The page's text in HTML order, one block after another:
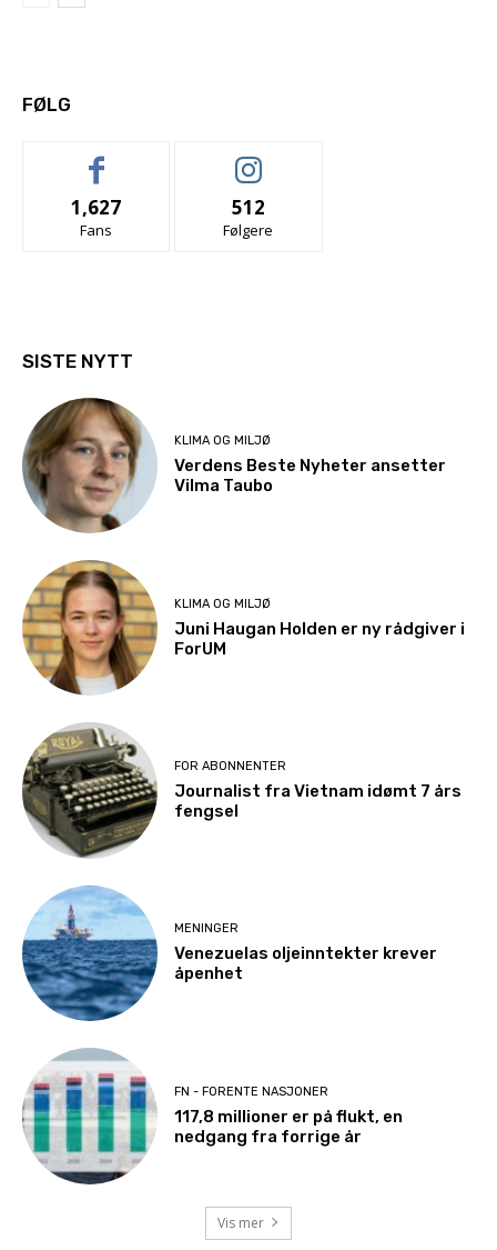
FØLG
1,627
Fans
512
Følgere
SISTE NYTT
KLIMA OG MILJØ
Verdens Beste Nyheter ansetter
Vilma Taubo
KLIMA OG MILJØ
Juni Haugan Holden er ny rådgiver i
ForUM
FOR ABONNENTER
Journalist fra Vietnam idømt 7 års
fengsel
MENINGER
Venezuelas oljeinntekter krever
åpenhet
FN - FORENTE NASJONER
117,8 millioner er på flukt, en
nedgang fra forrige år
Vis mer